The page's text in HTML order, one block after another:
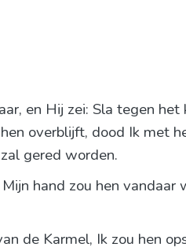
en Hij zei: Sla tegen
overblijft, dood Ik met
gered worden.
hand zou hen
de Karmel, Ik zou hen